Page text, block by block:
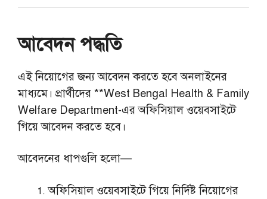
আবেদন পদ্ধতি
এই নিয়োগের জন্য আবেদন করতে হবে অনলাইনের
মাধ্যমে। প্রার্থীদের **West Bengal Health & Family
Welfare Department-এর অফিসিয়াল ওয়েবসাইটে
গিয়ে আবেদন করতে হবে।
আবেদনের ধাপগুলি হলো—
অফিসিয়াল ওয়েবসাইটে গিয়ে নির্দিষ্ট নিয়োগের